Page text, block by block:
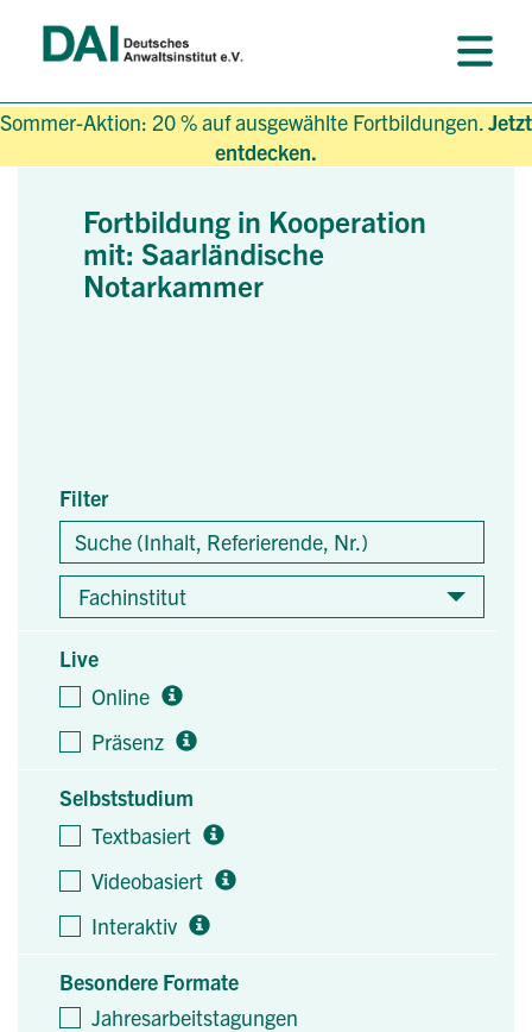
Sommer-Aktion: 20 % auf ausgewählte Fortbildungen.Jetzt
entdecken.
Fortbildung in Kooperation
mit: Saarländische
Notarkammer
Filter
Fachinstitut
Live
Online
Präsenz
Selbststudium
Textbasiert
Videobasiert
Interaktiv
Besondere Formate
Jahresarbeitstagungen